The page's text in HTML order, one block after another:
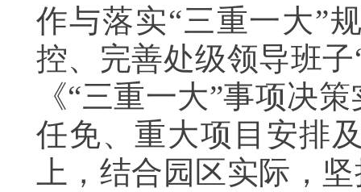
作与落实“三重一大”
控、完善处级领导班
《“三重一大”事项决
任免、重大项目安排
上，结合园区实际，